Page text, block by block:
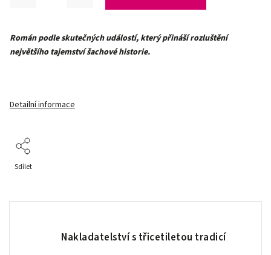
Román podle skutečných událostí, který přináší rozluštění
největšího tajemství šachové historie.
Detailní informace
Sdílet
Nakladatelství s třicetiletou tradicí